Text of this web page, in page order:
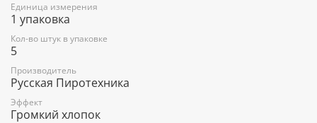
Единица измерения
1 упаковка
Кол-во штук в упаковке
5
Производитель
Русская Пиротехника
Эффект
Громкий хлопок